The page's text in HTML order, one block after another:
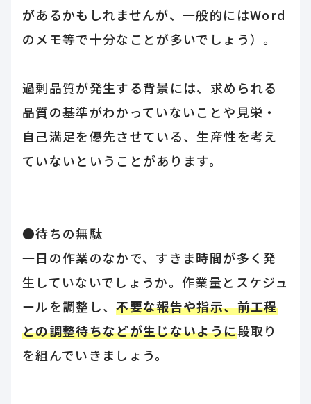
があるかもしれませんが、一般的にはWord
のメモ等で十分なことが多いでしょう）。
過剰品質が発生する背景には、求められる
品質の基準がわかっていないことや見栄・
自己満足を優先させている、生産性を考え
ていないということがあります。
●待ちの無駄
一日の作業のなかで、すきま時間が多く発
生していないでしょうか。作業量とスケジュ
ールを調整し、不要な報告や指示、前工程
との調整待ちなどが生じないように段取り
を組んでいきましょう。